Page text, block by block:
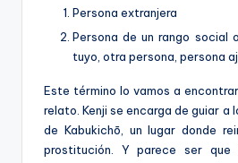
Persona extranjera
Persona de un rango social
tuyo, otra persona, persona
Este término lo vamos a
relato. Kenji se encarga de guiar a
de Kabukichō, un lugar donde
prostitución. Y parece ser que